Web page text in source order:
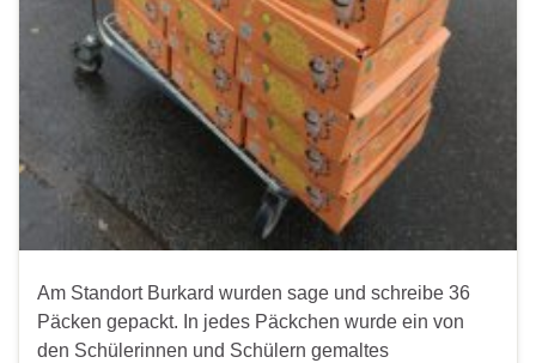
Am Standort Burkard wurden sage und schreibe 36
Päcken gepackt. In jedes Päckchen wurde ein von
den Schülerinnen und Schülern gemaltes